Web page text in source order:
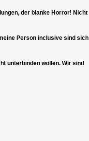
der blanke Horror! Nicht
Person inclusive sind sich
unterbinden wollen. Wir sind